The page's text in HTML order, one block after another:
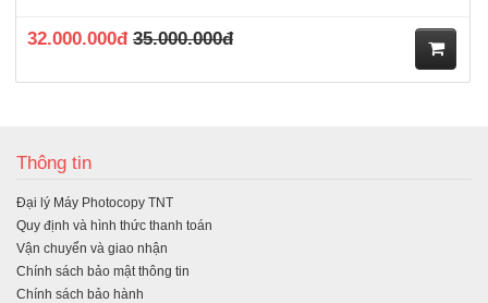
32.000.000đ 35.000.000đ
Thông tin
Đại lý Máy Photocopy TNT
Quy định và hình thức thanh toán
Vận chuyển và giao nhận
Chính sách bảo mật thông tin
Chính sách bảo hành